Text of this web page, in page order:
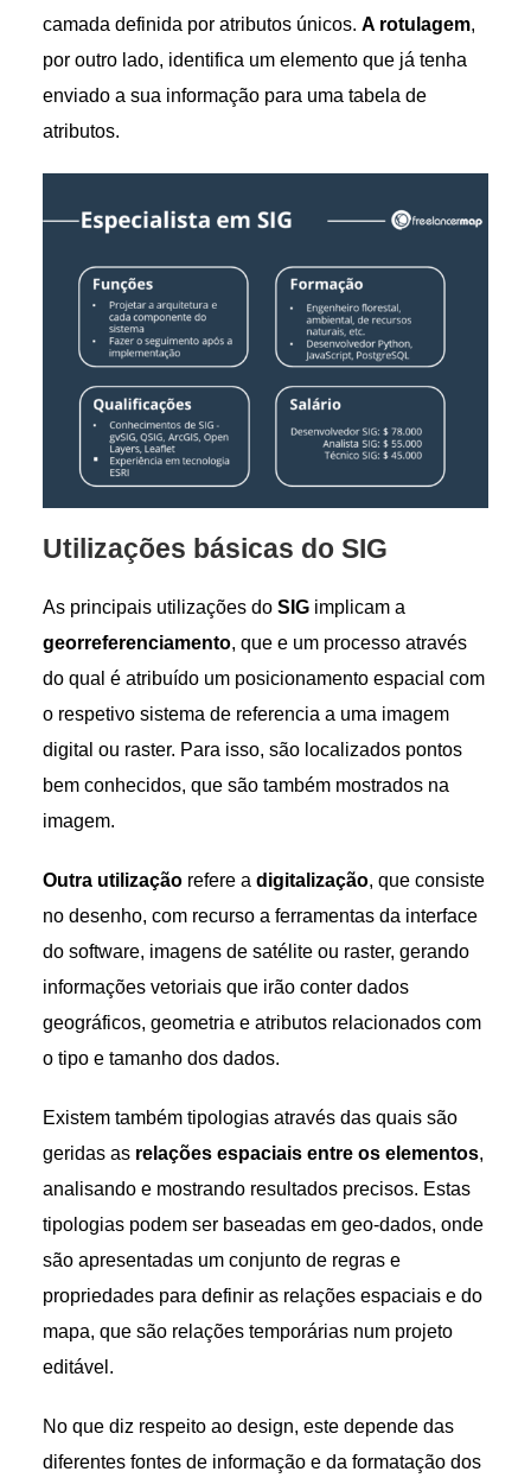
camada definida por atributos únicos. A rotulagem,
por outro lado, identifica um elemento que já tenha
enviado a sua informação para uma tabela de
atributos.
Utilizações básicas do SIG
As principais utilizações doSIGimplicam a
georreferenciamento, que e um processo através
do qual é atribuído um posicionamento espacial com
o respetivo sistema de referencia a uma imagem
digital ou raster. Para isso, são localizados pontos
bem conhecidos, que são também mostrados na
imagem.
Outra utilizaçãorefere a digitalização, que consiste
no desenho, com recurso a ferramentas da interface
do software, imagens de satélite ou raster, gerando
informações vetoriais que irão conter dados
geográficos, geometria e atributos relacionados com
o tipo e tamanho dos dados.
Existem também tipologias através das quais são
geridas as relações espaciais entre os elementos,
analisando e mostrando resultados precisos. Estas
tipologias podem ser baseadas em geo-dados, onde
são apresentadas um conjunto de regras e
propriedades para definir as relações espaciais e do
mapa, que são relações temporárias num projeto
editável.
No que diz respeito ao design, este depende das
diferentes fontes de informação e da formatação dos